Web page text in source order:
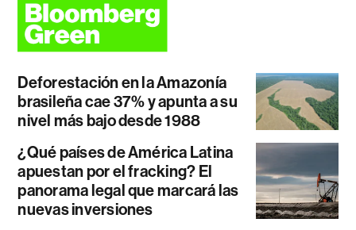
Deforestación en la Amazonía
brasileña cae 37% y apunta a su
nivel más bajo desde 1988
¿Qué países de América Latina
apuestan por el fracking? El
panorama legal que marcará las
nuevas inversiones